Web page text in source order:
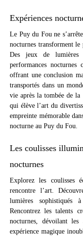
Expériences
Le Puy du Fou ne
nocturnes transforment le
Des jeux de lumières
performances nocturnes
offrant une conclusion
transportés dans un
vie après la tombée de la
qui élève l’art du
empreinte mémorable
nocturne au Puy du Fou.
Les coulisses
nocturnes
Explorez les coulisses
rencontre l’art.
lumières sophistiqués
Rencontrez les talents
nocturnes, dévoilant
expérience magique